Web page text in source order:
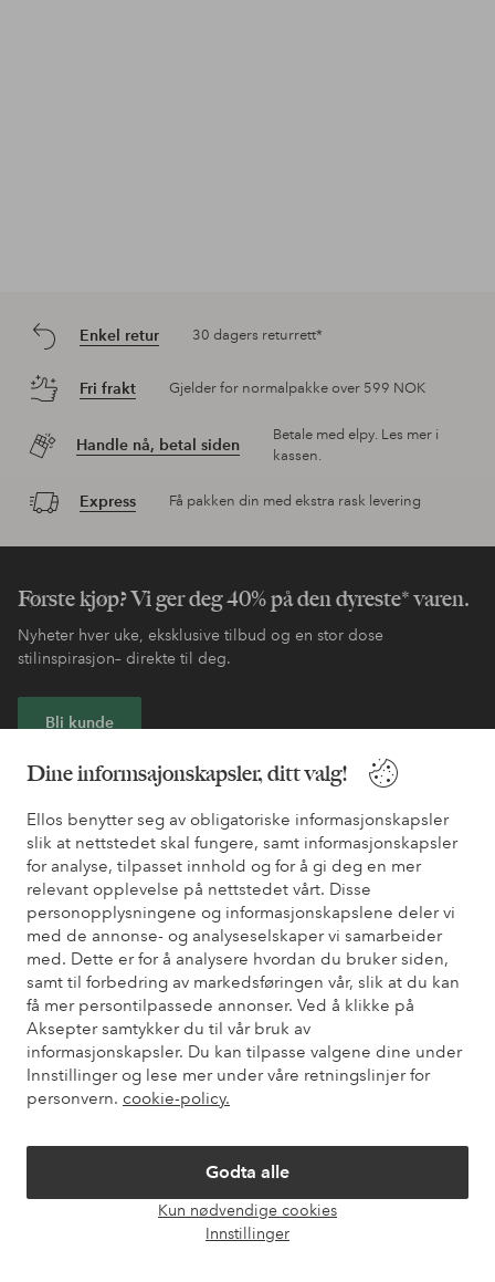
Dine informsajonskapsler, ditt valg!
Ellos benytter seg av obligatoriske informasjonskapsler
slik at nettstedet skal fungere, samt informasjonskapsler
for analyse, tilpasset innhold og for å gi deg en mer
relevant opplevelse på nettstedet vårt. Disse
personopplysningene og informasjonskapslene deler vi
med de annonse- og analyseselskaper vi samarbeider
med. Dette er for å analysere hvordan du bruker siden,
samt til forbedring av markedsføringen vår, slik at du kan
få mer persontilpassede annonser. Ved å klikke på
Aksepter samtykker du til vår bruk av
informasjonskapsler. Du kan tilpasse valgene dine under
Innstillinger og lese mer under våre retningslinjer for
personvern. cookie-policy.
Godta alle
Kun nødvendige cookies
Innstillinger
Enkel retur 30 dagers returrett*
Fri frakt Gjelder for normalpakke over 599 NOK
Handle nå, betal siden
Betale med elpy. Les mer i
kassen.
Express Få pakken din med ekstra rask levering
Første kjøp? Vi ger deg 40% på den dyreste* varen.
Nyheter hver uke, eksklusive tilbud og en stor dose
stilinspirasjon– direkte til deg.
Bli kunde
* Se tilbudsvilkår ved registrering
Trenger du hjelp?
Du finner svar på de vanligste spørsmålene i vår FAQ. Du finner
også informasjon om hvordan du kan kontakte oss.
Kundeservice Bestilling Betalingsmåte
Mine sider